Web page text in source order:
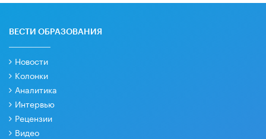
ВЕСТИ ОБРАЗОВАНИЯ
Новости
Колонки
Аналитика
Интервью
Рецензии
Видео